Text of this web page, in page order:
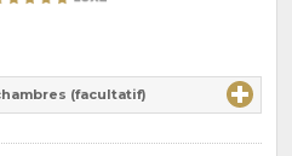
(facultatif)